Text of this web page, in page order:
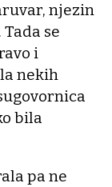
njezin
se
i
nekih
bila
pa ne